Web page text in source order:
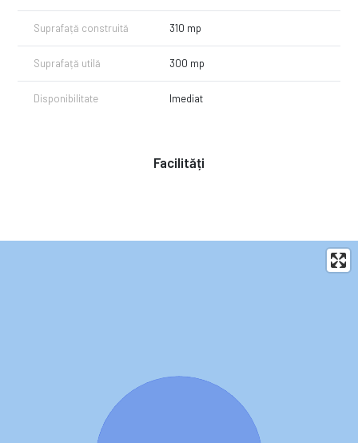
Suprafață construită 310 mp
Suprafață utilă 300 mp
Disponibilitate Imediat
Facilități